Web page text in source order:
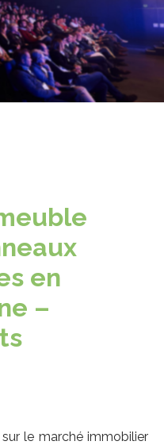
en
–
le marché immobilier